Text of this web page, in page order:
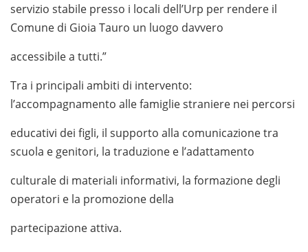
servizio stabile presso i locali dell’Urp per rendere il
Comune di Gioia Tauro un luogo davvero
accessibile a tutti.”
Tra i principali ambiti di intervento:
l’accompagnamento alle famiglie straniere nei percorsi
educativi dei figli, il supporto alla comunicazione tra
scuola e genitori, la traduzione e l’adattamento
culturale di materiali informativi, la formazione degli
operatori e la promozione della
partecipazione attiva.